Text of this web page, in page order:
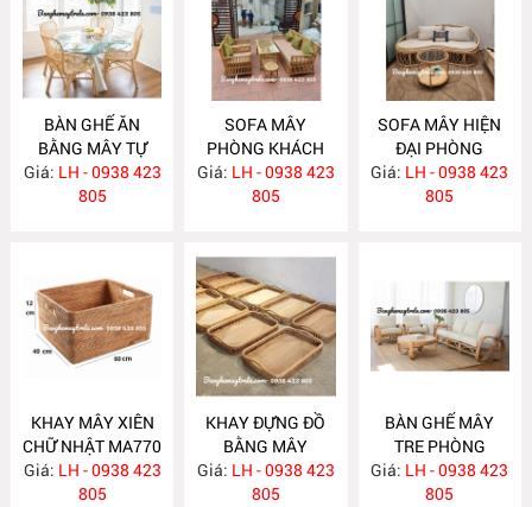
BÀN GHẾ ĂN
BẰNG MÂY TỰ
NHIÊN MA780
Giá: LH - 0938 423
805
SOFA MÂY
PHÒNG KHÁCH
KIỂU DÁNG ĐƠN
GIẢN MA778
Giá: LH - 0938 423
805
SOFA MÂY HIỆN
ĐẠI PHÒNG
KHÁCH MA777
Giá: LH - 0938 423
805
KHAY MÂY XIÊN
CHỮ NHẬT MA770
Giá: LH - 0938 423
805
KHAY ĐỰNG ĐỒ
BẰNG MÂY
MA769
Giá: LH - 0938 423
805
BÀN GHẾ MÂY
TRE PHÒNG
KHÁCH MA764
Giá: LH - 0938 423
805